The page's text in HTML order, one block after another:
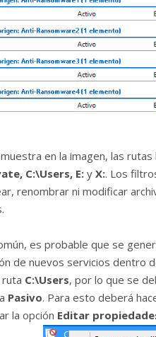
en la imagen, las
C:\Users, E: y X:. Los
renombrar ni modificar
es probable que se
de nuevos servicios dentro
ruta C:\Users, por lo que se
a Pasivo. Para esto deberá
la opción Editar